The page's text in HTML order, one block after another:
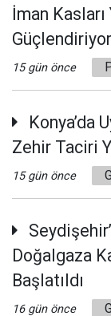
İman Kasları
15 gün önce
Konya’da
Zehir Taciri
15 gün önce
Doğalgaza
Başlatıldı
16 gün önce